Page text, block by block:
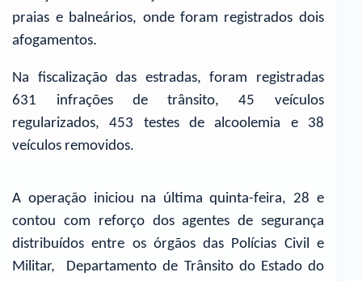
praias e balneários, onde foram registrados dois
afogamentos.
Na fiscalização das estradas, foram registradas
631 infrações de trânsito, 45 veículos
regularizados, 453 testes de alcoolemia e 38
veículos removidos.
A operação iniciou na última quinta-feira, 28 e
contou com reforço dos agentes de segurança
distribuídos entre os órgãos das Polícias Civil e
Militar, Departamento de Trânsito do Estado do